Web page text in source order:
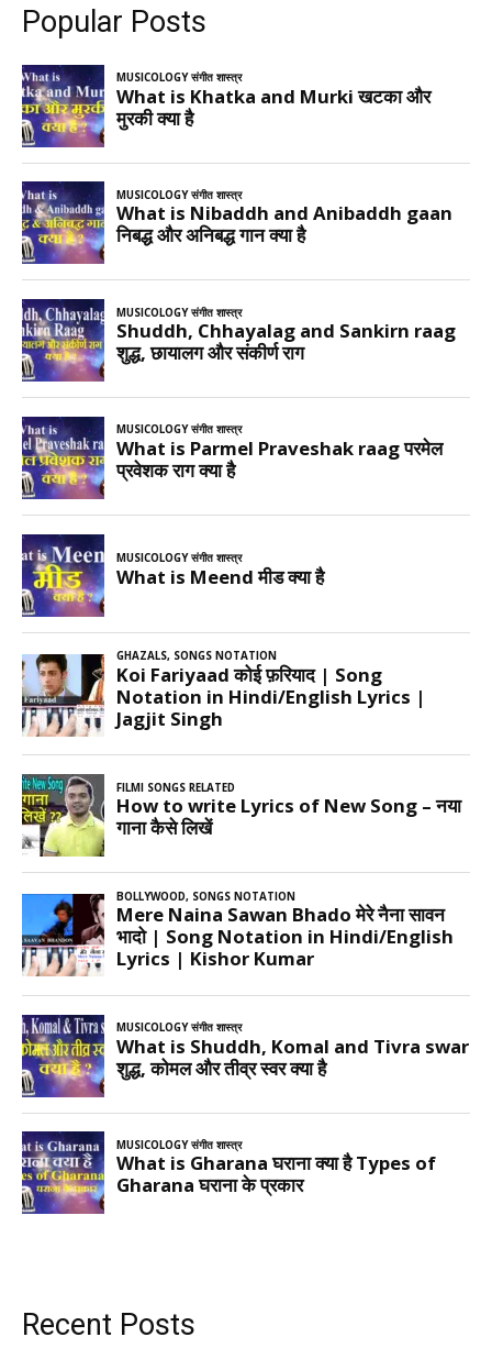
Popular Posts
Recent Posts